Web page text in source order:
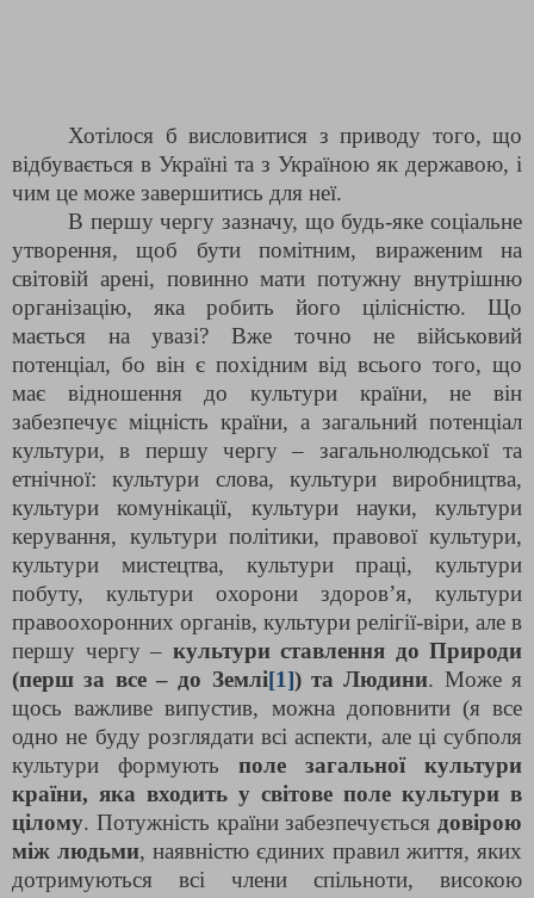
Хотілося б висловитися з приводу того, що
відбувається в Україні та з Україною як державою, і
чим це може завершитись для неї.
В першу чергу зазначу, що будь-яке соціальне
утворення, щоб бути помітним, вираженим на
світовій арені, повинно мати потужну внутрішню
організацію, яка робить його цілісністю. Що
мається на увазі? Вже точно не військовий
потенціал, бо він є похідним від всього того, що
має відношення до культури країни, не він
забезпечує міцність країни, а загальний потенціал
культури, в першу чергу – загальнолюдської та
етнічної: культури слова, культури виробництва,
культури комунікації, культури науки, культури
керування, культури політики, правової культури,
культури мистецтва, культури праці, культури
побуту, культури охорони здоров’я, культури
правоохоронних органів, культури релігії-віри, але в
першу чергу – культури ставлення до Природи
(перш за все – до Землі[1]) та Людини. Може я
щось важливе випустив, можна доповнити (я все
одно не буду розглядати всі аспекти, але ці субполя
культури формують поле загальної культури
країни, яка входить у світове поле культури в
цілому. Потужність країни забезпечується довірою
між людьми, наявністю єдиних правил життя, яких
дотримуються всі члени спільноти, високою